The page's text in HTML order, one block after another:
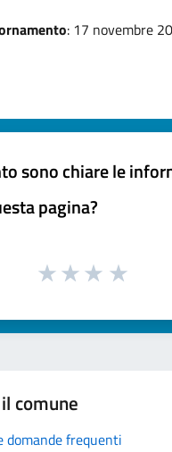
: 17 novembre
sono chiare le
pagina?
comune
domande frequenti